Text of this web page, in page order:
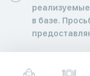
в базе.